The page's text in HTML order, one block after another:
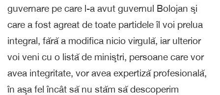
guvernare pe care l-a avut guvernul Bolojan şi
care a fost agreat de toate partidele îl voi prelua
integral, fără a modifica nicio virgulă, iar ulterior
voi veni cu o listă de miniştri, persoane care vor
avea integritate, vor avea expertiză profesională,
în aşa fel încât să nu stăm să descoperim